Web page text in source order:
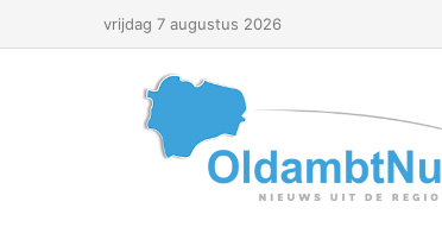
vrijdag 7 augustus 2026